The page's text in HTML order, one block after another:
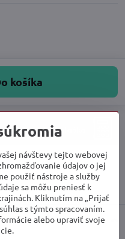
Do košíka
návštevy tejto webovej
údajov o jej
použiť nástroje a služby
sa môžu preniesť k
Kliknutím na „Prijať
s týmto spracovaním.
alebo upraviť svoje